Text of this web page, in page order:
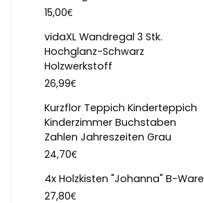
15,00€
vidaXL Wandregal 3 Stk.
Hochglanz-Schwarz
Holzwerkstoff
26,99€
Kurzflor Teppich Kinderteppich
Kinderzimmer Buchstaben
Zahlen Jahreszeiten Grau
24,70€
4x Holzkisten "Johanna" B-Ware
27,80€